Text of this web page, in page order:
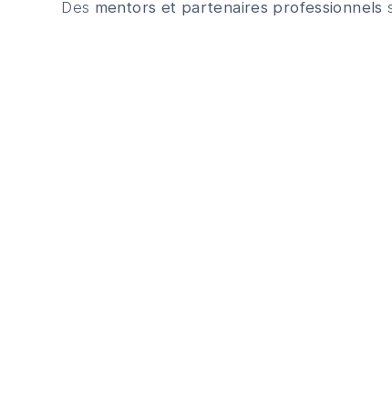
Des mentors et partenaires professionnels